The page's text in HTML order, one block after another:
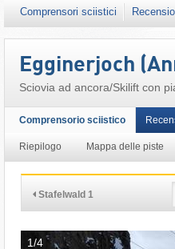
Comprensori sciistici
Egginerjoch
Sciovia ad ancora/Skilift con
Comprensorio sciistico
Riepilogo Mappa delle piste
Stafelwald 1
1/4